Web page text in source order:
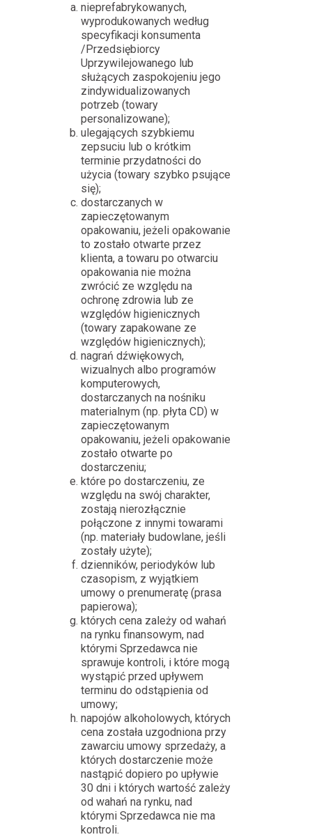
nieprefabrykowanych,
wyprodukowanych według
specyfikacji konsumenta
/Przedsiębiorcy
Uprzywilejowanego lub
służących zaspokojeniu jego
zindywidualizowanych
potrzeb (towary
personalizowane);
ulegających szybkiemu
zepsuciu lub o krótkim
terminie przydatności do
użycia (towary szybko psujące
się);
dostarczanych w
zapieczętowanym
opakowaniu, jeżeli opakowanie
to zostało otwarte przez
klienta, a towaru po otwarciu
opakowania nie można
zwrócić ze względu na
ochronę zdrowia lub ze
względów higienicznych
(towary zapakowane ze
względów higienicznych);
nagrań dźwiękowych,
wizualnych albo programów
komputerowych,
dostarczanych na nośniku
materialnym (np. płyta CD) w
zapieczętowanym
opakowaniu, jeżeli opakowanie
zostało otwarte po
dostarczeniu;
które po dostarczeniu, ze
względu na swój charakter,
zostają nierozłącznie
połączone z innymi towarami
(np. materiały budowlane, jeśli
zostały użyte);
dzienników, periodyków lub
czasopism, z wyjątkiem
umowy o prenumeratę (prasa
papierowa);
których cena zależy od wahań
na rynku finansowym, nad
którymi Sprzedawca nie
sprawuje kontroli, i które mogą
wystąpić przed upływem
terminu do odstąpienia od
umowy;
napojów alkoholowych, których
cena została uzgodniona przy
zawarciu umowy sprzedaży, a
których dostarczenie może
nastąpić dopiero po upływie
30 dni i których wartość zależy
od wahań na rynku, nad
którymi Sprzedawca nie ma
kontroli.